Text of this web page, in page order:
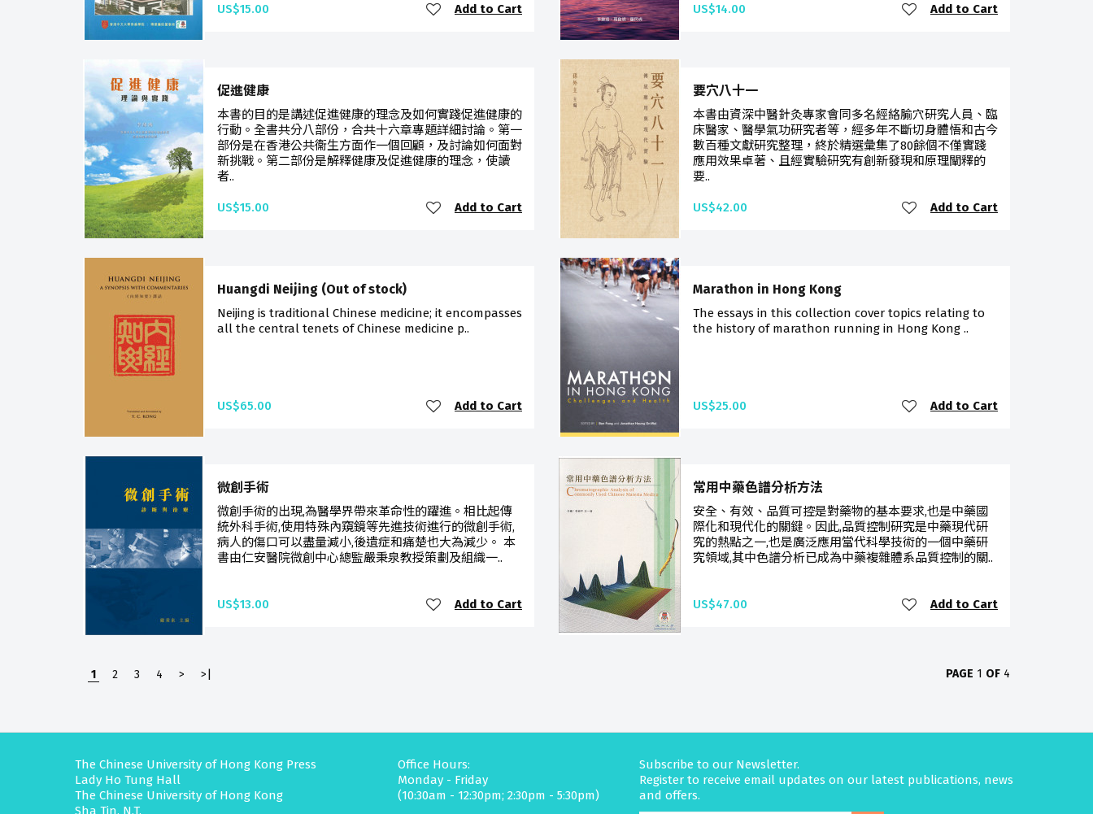
US$15.00 Add to Cart US$14.00 Add to Cart
促進健康
本書的目的是講述促進健康的理念及如何實踐促進健康的
行動。全書共分八部份，合共十六章專題詳細討論。第一
部份是在香港公共衞生方面作一個回顧，及討論如何面對
新挑戰。第二部份是解釋健康及促進健康的理念，使讀
者..
US$15.00 Add to Cart
要穴八十一
本書由資深中醫針灸專家會同多名經絡腧穴研究人員、臨
床醫家、醫學氣功研究者等，經多年不斷切身體悟和古今
數百種文獻研究整理，終於精選彙集了80餘個不僅實踐
應用效果卓著、且經實驗研究有創新發現和原理闡釋的
要..
US$42.00 Add to Cart
Huangdi Neijing (Out of stock)
Neijing is traditional Chinese medicine; it encompasses
all the central tenets of Chinese medicine p..
US$65.00 Add to Cart
Marathon in Hong Kong
The essays in this collection cover topics relating to
the history of marathon running in Hong Kong ..
US$25.00 Add to Cart
微創手術
微創手術的出現,為醫學界帶來革命性的躍進。相比起傳
統外科手術,使用特殊內窺鏡等先進技術進行的微創手術,
病人的傷口可以盡量減小,後遺症和痛楚也大為減少。 本
書由仁安醫院微創中心總監嚴秉泉教授策劃及組織一..
US$13.00 Add to Cart
常用中藥色譜分析方法
安全、有效、品質可控是對藥物的基本要求,也是中藥國
際化和現代化的關鍵。因此,品質控制研究是中藥現代研
究的熱點之一,也是廣泛應用當代科學技術的一個中藥研
究領域,其中色譜分析已成為中藥複雜體系品質控制的關..
US$47.00 Add to Cart
1 2 3 4 > >| PAGE 1 OF 4
The Chinese University of Hong Kong Press
Lady Ho Tung Hall
The Chinese University of Hong Kong
Sha Tin, N.T.
Office Hours:
Monday - Friday
(10:30am - 12:30pm; 2:30pm - 5:30pm)
Subscribe to our Newsletter.
Register to receive email updates on our latest publications, news
and offers.